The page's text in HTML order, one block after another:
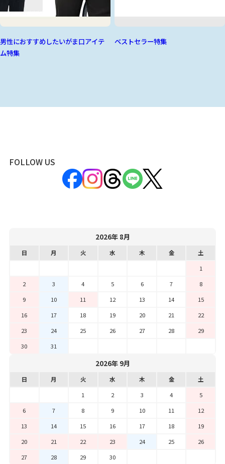
男性におすすめしたいがま口アイテ
ム特集
ベストセラー特集
FOLLOW US
2026年 8月
日 月 火 水 木 金
土
1
2
3 4 5 6 7
8
9
10 11 12 13 14
15
16
17 18 19 20 21
22
23
24 25 26 27 28
29
30
31
2026年 9月
日 月 火 水 木 金
土
1
2 3 4
5
6
7 8 9 10 11
12
13
14 15 16 17 18
19
20
21 22 23 24 25
26
27
28 29 30